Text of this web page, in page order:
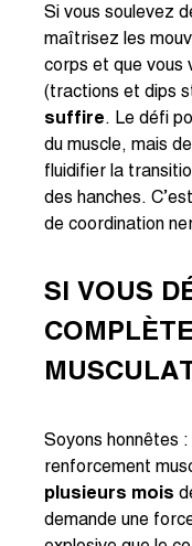
Si vous soulevez
maîtrisez les
corps et que vous
(tractions et dips
suffire. Le défi
du muscle, mais
fluidifier la
des hanches.
de coordination
SI VOUS
Soyons honnêtes
renforcement
plusieurs mois
demande une